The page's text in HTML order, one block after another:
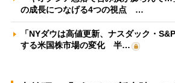
の成長につなげる4つの視点 …
「NYダウは高値更新、ナスダック・
する米国株市場の変化 半…